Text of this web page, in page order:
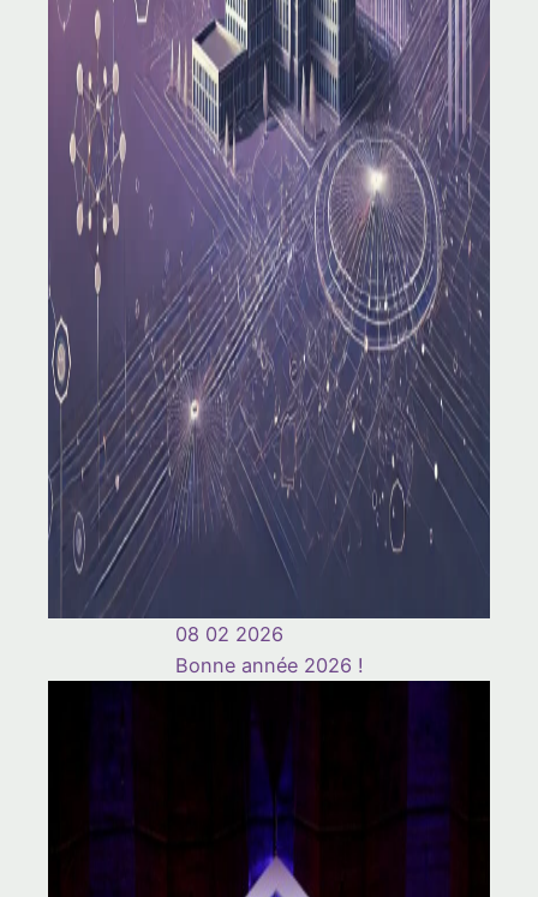
08 02 2026
Bonne année 2026 !